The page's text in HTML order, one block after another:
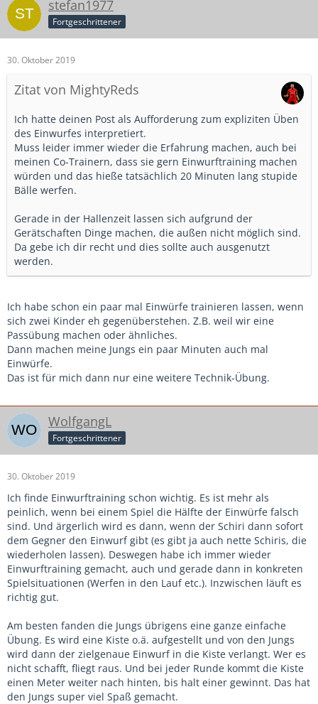
stefan1977
Fortgeschrittener
30. Oktober 2019
Zitat von MightyReds
Ich hatte deinen Post als Aufforderung zum expliziten Üben
des Einwurfes interpretiert.
Muss leider immer wieder die Erfahrung machen, auch bei
meinen Co-Trainern, dass sie gern Einwurftraining machen
würden und das hieße tatsächlich 20 Minuten lang stupide
Bälle werfen.
Gerade in der Hallenzeit lassen sich aufgrund der
Gerätschaften Dinge machen, die außen nicht möglich sind.
Da gebe ich dir recht und dies sollte auch ausgenutzt
werden.
Ich habe schon ein paar mal Einwürfe trainieren lassen, wenn
sich zwei Kinder eh gegenüberstehen. Z.B. weil wir eine
Passübung machen oder ähnliches.
Dann machen meine Jungs ein paar Minuten auch mal
Einwürfe.
Das ist für mich dann nur eine weitere Technik-Übung.
WolfgangL
Fortgeschrittener
30. Oktober 2019
Ich finde Einwurftraining schon wichtig. Es ist mehr als
peinlich, wenn bei einem Spiel die Hälfte der Einwürfe falsch
sind. Und ärgerlich wird es dann, wenn der Schiri dann sofort
dem Gegner den Einwurf gibt (es gibt ja auch nette Schiris, die
wiederholen lassen). Deswegen habe ich immer wieder
Einwurftraining gemacht, auch und gerade dann in konkreten
Spielsituationen (Werfen in den Lauf etc.). Inzwischen läuft es
richtig gut.
Am besten fanden die Jungs übrigens eine ganze einfache
Übung. Es wird eine Kiste o.ä. aufgestellt und von den Jungs
wird dann der zielgenaue Einwurf in die Kiste verlangt. Wer es
nicht schafft, fliegt raus. Und bei jeder Runde kommt die Kiste
einen Meter weiter nach hinten, bis halt einer gewinnt. Das hat
den Jungs super viel Spaß gemacht.